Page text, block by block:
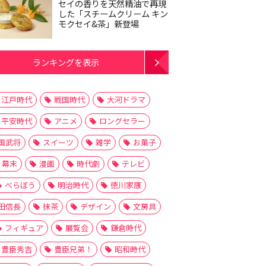
セイの香りを天然精油で再現
した「スチームクリーム キン
モクセイ&茶」新登場
ランキングを表示
江戸時代 戦国時代
大河ドラマ
平安時代
アニメ
ロングセラー
武将
スイーツ 雑学
お菓子
幕末
漫画 時代劇
テレビ
べらぼう
明治時代
徳川家康
信長
抹茶 デザイン
文房具
フィギュア
展覧会
鎌倉時代
豊臣秀吉
豊臣兄弟！
昭和時代